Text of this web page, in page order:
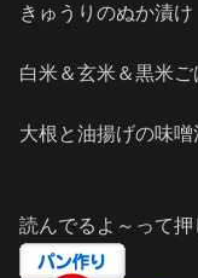
きゅうりのぬか漬け
白米＆玄米＆黒米ご
大根と油揚げの味噌
読んでるよ～って押